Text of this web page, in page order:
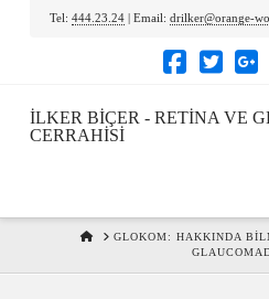
Tel: 444.23.24| Email: drilker@orange-
İLKER BIÇER - RETINA VE
CERRAHISI
HOMEGLOKOM: HAKKINDA